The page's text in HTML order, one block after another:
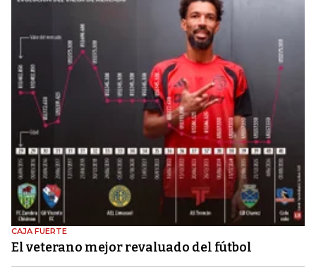
CAJA FUERTE
El veterano mejor revaluado del fútbol